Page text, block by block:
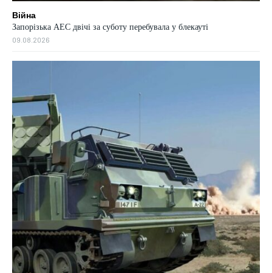
Війна
Запорізька АЕС двічі за суботу перебувала у блекауті
09.08.2026